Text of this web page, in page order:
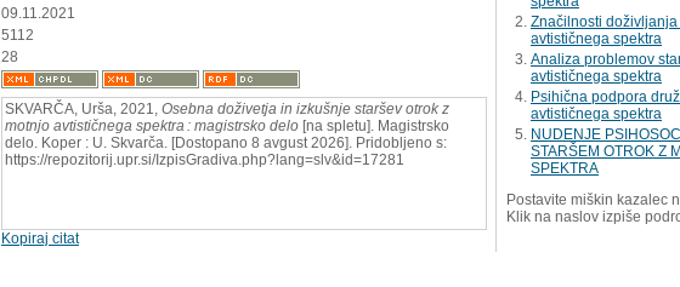
09.11.2021
5112
28
SKVARČA, Urša, 2021, Osebna doživetja in izkušnje staršev otrok z
motnjo avtističnega spektra : magistrsko delo [na spletu]. Magistrsko
delo. Koper : U. Skvarča. [Dostopano 8 avgust 2026]. Pridobljeno s:
https://repozitorij.upr.si/IzpisGradiva.php?lang=slv&id=17281
Kopiraj citat
Značilnosti
avtističnega spektra
Analiza problemov
avtističnega spektra
Psihična podpora
avtističnega spektra
NUDENJE
STARŠEM OTROK Z
SPEKTRA
Postavite miškin kazalec
Klik na naslov izpiše